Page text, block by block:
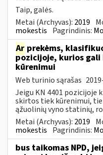
Taip, galės.
Metai (Archyvas): 2019
mokestis Pagrindinis:
Ar prekėms,
pozicijoje, kurios
kūrenimui
Web turinio sąrašas
Jeigu KN 4401 pozicijoje
skirtos tiek kūrenimui,
ąžuolinių vyno statinių,
Metai (Archyvas): 2019
mokestis Pagrindinis:
bus taikomas NPD,